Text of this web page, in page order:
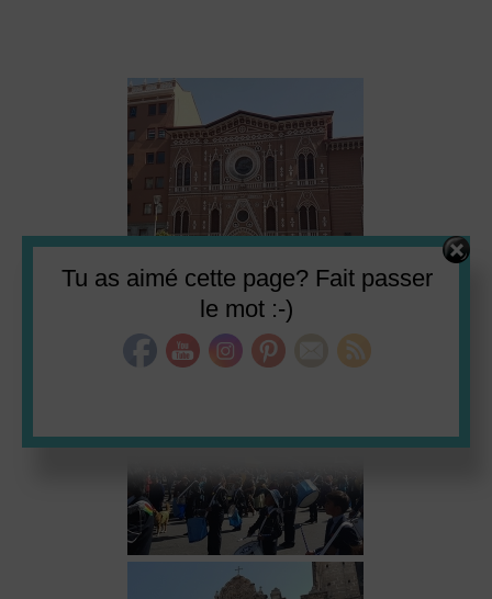
Tu as aimé cette page? Fait passer
le mot :-)
Set Youtube Channel ID